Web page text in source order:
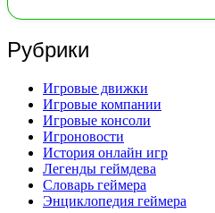
Рубрики
Игровые движки
Игровые компании
Игровые консоли
Игроновости
История онлайн игр
Легенды геймдева
Словарь геймера
Энциклопедия геймера